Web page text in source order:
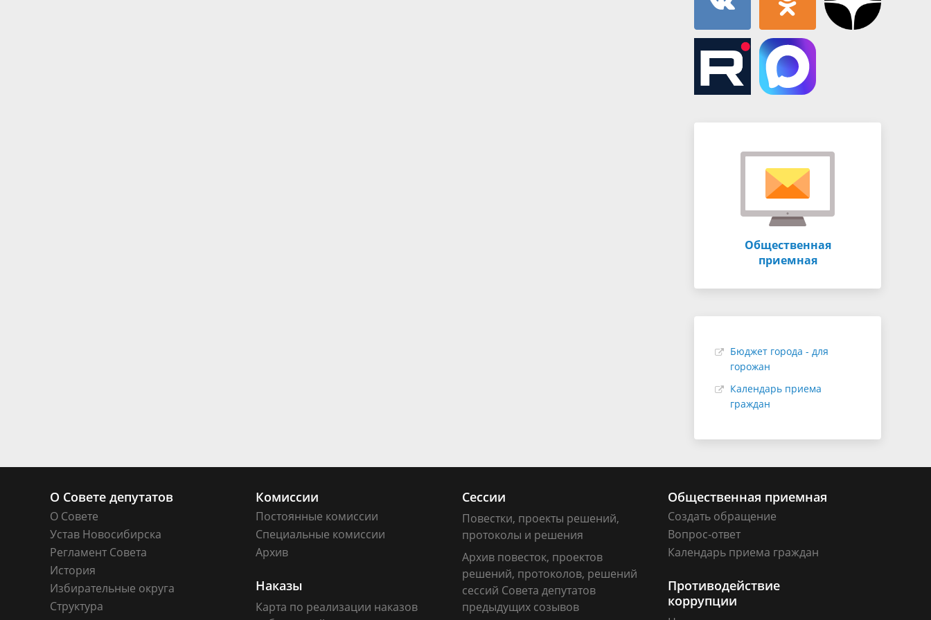
Общественная
приемная
Бюджет города - для
горожан
Календарь приема
граждан
О Совете депутатов
О Совете
Устав Новосибирска
Регламент Совета
История
Избирательные округа
Структура
Комиссии
Постоянные комиссии
Специальные комиссии
Архив
Сессии
Повестки, проекты решений,
протоколы и решения
Архив повесток, проектов
решений, протоколов, решений
сессий Совета депутатов
предыдущих созывов
Общественная приемная
Создать обращение
Вопрос-ответ
Календарь приема граждан
Наказы
Карта по реализации наказов
Противодействие
коррупции